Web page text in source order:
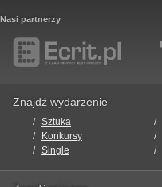
Nasi partnerzy
Znajdź wydarzenie
Sztuka
Konkursy
Single